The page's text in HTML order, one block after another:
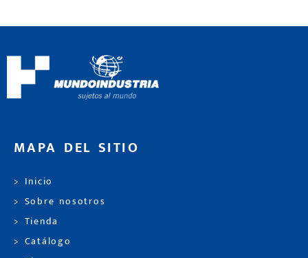
MAPA DEL SITIO
> Inicio
> Sobre nosotros
> Tienda
> Catálogo